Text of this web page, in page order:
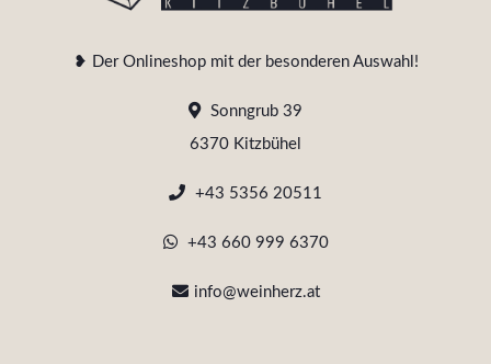
❥ Der Onlineshop mit der besonderen Auswahl!
Sonngrub 39
6370 Kitzbühel
+43 5356 20511
+43 660 999 6370
info@weinherz.at